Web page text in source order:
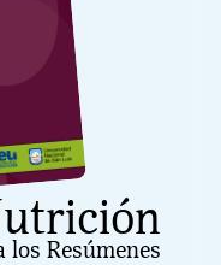
Resúmenes